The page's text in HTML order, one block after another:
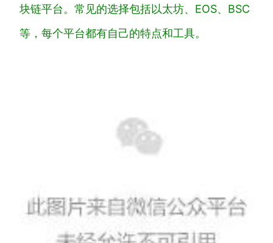
块链平台。常见的选择包括以太坊、EOS、BSC
等，每个平台都有自己的特点和工具。